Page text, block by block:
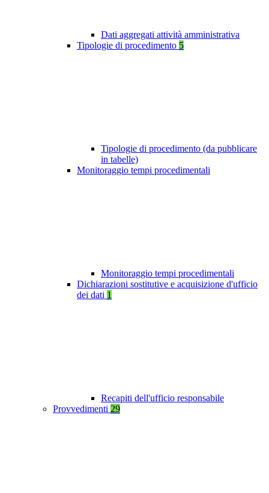
Dati aggregati attività amministrativa
Tipologie di procedimento 5
Tipologie di procedimento (da pubblicare
in tabelle)
Monitoraggio tempi procedimentali
Monitoraggio tempi procedimentali
Dichiarazioni sostitutive e acquisizione d'ufficio
dei dati 1
Recapiti dell'ufficio responsabile
Provvedimenti 29